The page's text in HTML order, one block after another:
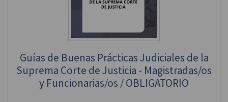
Guías de Buenas Prácticas Judiciales de la
Suprema Corte de Justicia - Magistradas/os
y Funcionarias/os / OBLIGATORIO